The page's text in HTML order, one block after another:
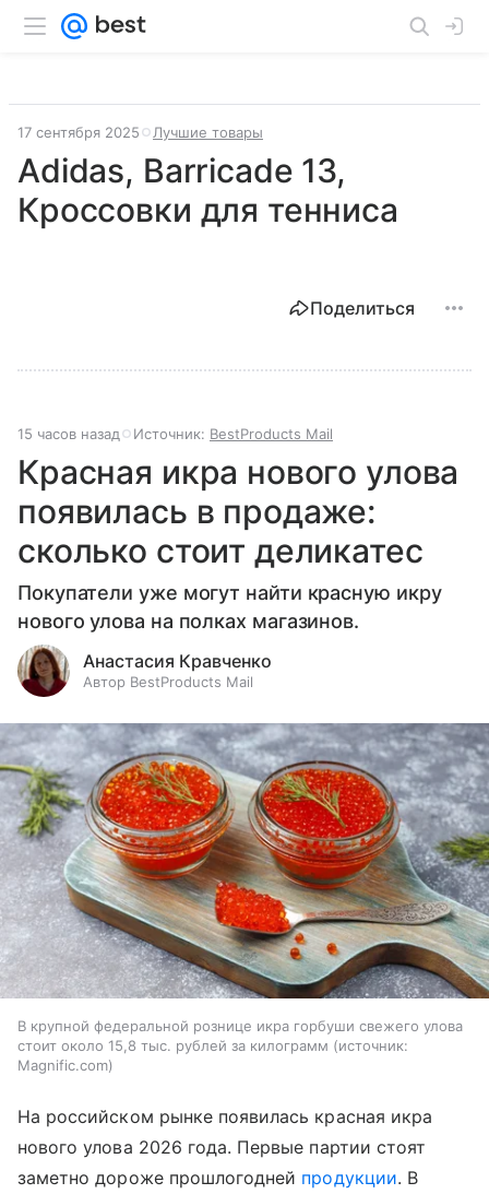
17 сентября 2025 Лучшие товары
Adidas, Barricade 13,
Кроссовки для тенниса
Поделиться
15 часов назад Источник: BestProducts Mail
Красная икра нового улова
появилась в продаже:
сколько стоит деликатес
Покупатели уже могут найти красную икру
нового улова на полках магазинов.
Анастасия Кравченко
Автор BestProducts Mail
В крупной федеральной рознице икра горбуши свежего улова
стоит около 15,8 тыс. рублей за килограмм
источник:
Magnific.com
На российском рынке появилась красная икра
нового улова 2026 года. Первые партии стоят
заметно дороже прошлогодней продукции. В